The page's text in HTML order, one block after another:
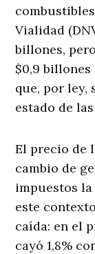
Vialidad
billones,
$0,9
que, por ley,
estado de
El precio de
cambio de
impuestos la
este
caída: en el
cayó 1,8%